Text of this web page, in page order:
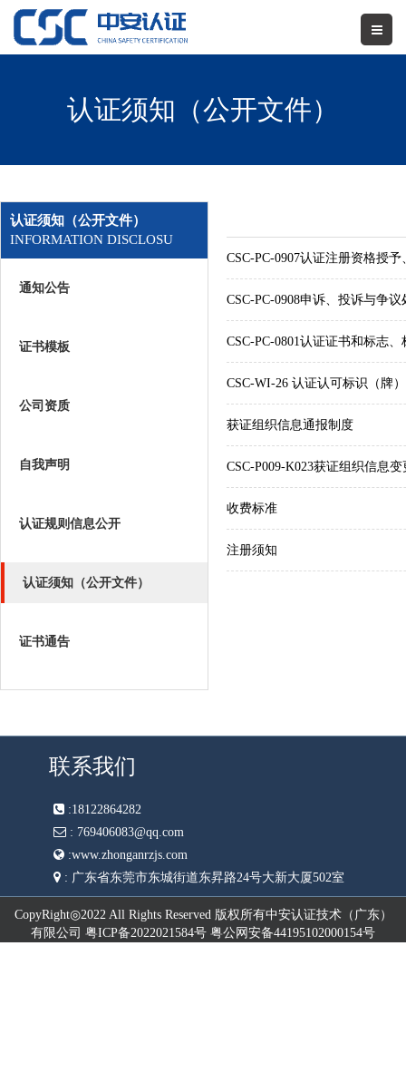
认证须知（公开文件）
认证须知（公开文件）
INFORMATION DISCLOSU
通知公告
证书模板
公司资质
自我声明
认证规则信息公开
认证须知（公开文件）
证书通告
CSC-PC-0907认证注册资格授
CSC-PC-0908申诉、投诉与争
CSC-PC-0801认证证书和标志
CSC-WI-26 认证认可标识（牌
获证组织信息通报制度
CSC-P009-K023获证组织信息
收费标准
注册须知
联系我们
:18122864282
: 769406083@qq.com
:www.zhonganrzjs.com
: 广东省东莞市东城街道东昇路24号大新大厦502室
CopyRight◎2022 All Rights Reserved 版权所有中安认证技术（广东）
有限公司 粤ICP备2022021584号 粤公网安备44195102000154号